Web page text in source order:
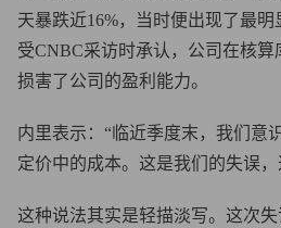
天暴跌近16%，当时便出现了最
受CNBC采访时承认，公司在核
损害了公司的盈利能力。
内里表示：“临近季度末，我们意
定价中的成本。这是我们的失误
这种说法其实是轻描淡写。这次